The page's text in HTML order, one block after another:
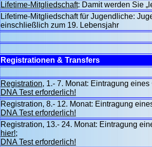
Lifetime-Mitgliedschaft: Damit werden Sie
Lifetime-Mitgliedschaft für Jugendliche:
einschließlich zum 19. Lebensjahr
Registrationen & Transfers
Registration, 1.- 7. Monat: Eintragung
DNA Test erforderlich!
Registration, 8.- 12. Monat: Eintragung
DNA Test erforderlich!
Registration, 13.- 24. Monat: Eintragung
hier!;
DNA Test erforderlich!